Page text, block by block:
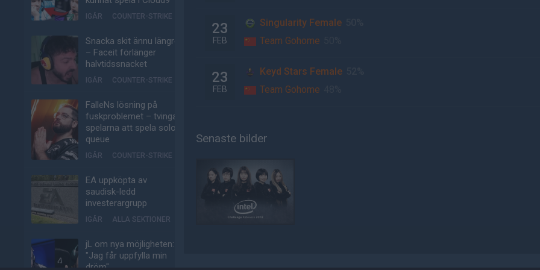
IGÅR COUNTER-STRIKE
Snacka skit ännu längre
– Faceit förlänger
halvtidssnacket
IGÅR COUNTER-STRIKE
FalleNs lösning på
fuskproblemet – tvinga
spelarna att spela solo-
queue
IGÅR COUNTER-STRIKE
EA uppköpta av
saudisk-ledd
investerargrupp
IGÅR ALLA SEKTIONER
jL om nya möjligheten:
"Jag får uppfylla min
dröm"
23
FEB
Singularity Female
Team Gohome
23
FEB
Keyd Stars Female
Team Gohome
Senaste bilder